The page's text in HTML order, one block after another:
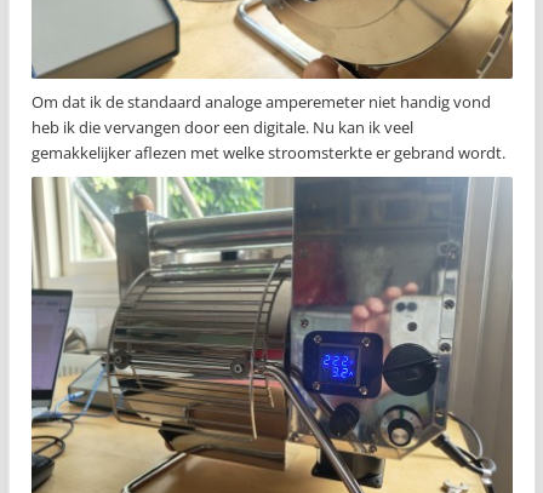
Om dat ik de standaard analoge amperemeter niet handig vond
heb ik die vervangen door een digitale. Nu kan ik veel
gemakkelijker aflezen met welke stroomsterkte er gebrand wordt.